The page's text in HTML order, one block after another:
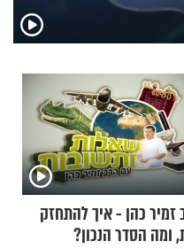
זמיר כהן - איך להתחזק
ומה הסדר הנכון?